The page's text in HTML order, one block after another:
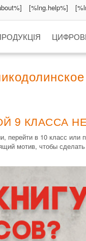
[%lng.help%]
9 КЛАССА
перейти в 10 класс
мотив, чтобы